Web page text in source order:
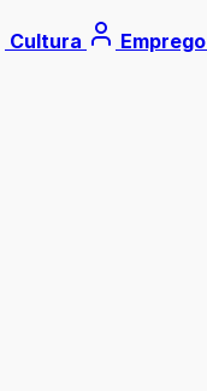
Cultura Emprego